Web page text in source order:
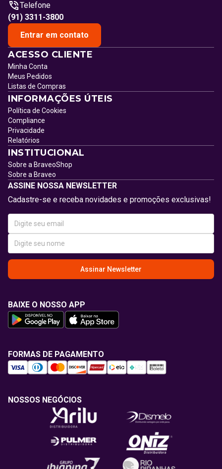
Telefone
(91) 3311-3800
Entrar em contato
ACESSO CLIENTE
Minha Conta
Meus Pedidos
Listas de Compras
INFORMAÇÕES ÚTEIS
Política de Cookies
Compliance
Privacidade
Relatórios
INSTITUCIONAL
Sobre a BraveoShop
Sobre a Braveo
ASSINE NOSSA NEWSLETTER
Cadastre-se e receba novidades e promoções exclusivas!
Assinar Newsletter
BAIXE O NOSSO APP
FORMAS DE PAGAMENTO
NOSSOS NEGÓCIOS